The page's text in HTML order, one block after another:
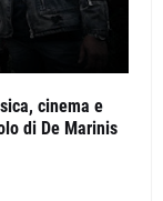
cinema e
di De Marinis